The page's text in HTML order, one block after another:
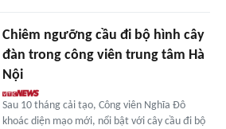
Chiêm ngưỡng cầu đi bộ hình cây
đàn trong công viên trung tâm Hà
Nội
Sau 10 tháng cải tạo, Công viên Nghĩa Đô
khoác diện mạo mới, nổi bật với cây cầu đi bộ